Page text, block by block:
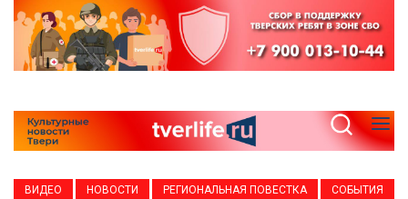
ВИДЕО НОВОСТИ РЕГИОНАЛЬНАЯ ПОВЕСТКА
СОБЫТИЯ